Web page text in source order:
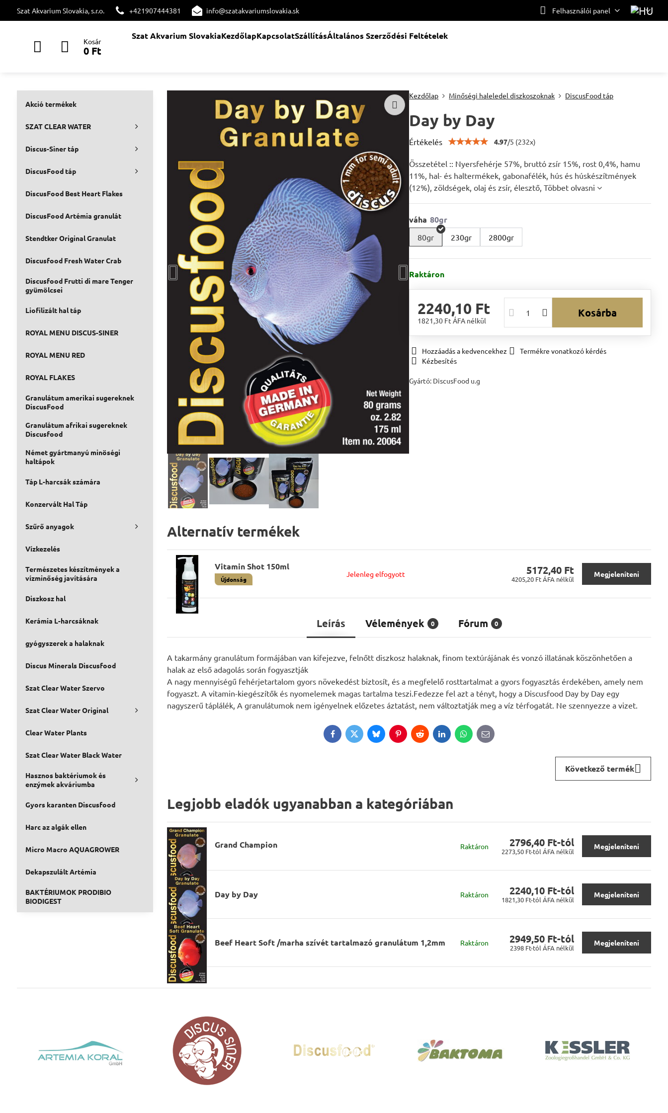
Szat Akvarium Slovakia, s.r.o. +421907444381 info@szatakvariumslovakia.sk Felhasználói panel
Kosár
0 Ft
Szat Akvarium SlovakiaKezdőlapKapcsolatSzállításÁltalános Szerződési Feltételek
Kezdőlap Minőségi haleledel diszkoszoknak DiscusFood táp
Day by Day
Értékelés 4.97/5 (232x)
Összetétel :: Nyersfehérje 57%, bruttó zsír 15%, rost 0,4%, hamu
11%, hal- és haltermékek, gabonafélék, hús és húskészítmények
(12%), zöldségek, olaj és zsír, élesztő,Többet olvasni
váha
80gr 230gr 2800gr
Raktáron
2240,10 Ft
1821,30 FtÁFA nélkül
Kosárba
Hozzáadás a kedvencekhez
Termékre vonatkozó kérdés
Kézbesítés
Gyártó: DiscusFood u.g
Leírás Vélemények 0 Fórum 0
A takarmány granulátum formájában van kifejezve, felnőtt diszkosz halaknak, finom textúrájának és vonzó illatának köszönhetően a
halak az első adagolás során fogyasztják
A nagy mennyiségű fehérjetartalom gyors növekedést biztosít, és a megfelelő rosttartalmat a gyors fogyasztás érdekében, amely nem
fogyaszt. A vitamin-kiegészítők és nyomelemek magas tartalma teszi.Fedezze fel azt a tényt, hogy a Discusfood Day by Day egy
nagyszerű táplálék, A granulátumok nem igényelnek előzetes áztatást, nem változtatják meg a víz térfogatát. Ne szennyezze a vizet.
FacebookTwitterBlueskyPinterestRedditLinkedInWhatsApp
E-
mail
Következő termék
Alternatív termékek
Vitamin Shot 150ml
Újdonság
Jelenleg elfogyott 5172,40 Ft
4205,20 FtÁFA nélkül
Megjeleníteni
Legjobb eladók ugyanabban a kategóriában
Grand Champion Raktáron 2796,40 Ft-tól
2273,50 Ft-tólÁFA nélkül
Megjeleníteni
Day by Day Raktáron 2240,10 Ft-tól
1821,30 Ft-tólÁFA nélkül
Megjeleníteni
Beef Heart Soft /marha szívét tartalmazó granulátum 1,2mm Raktáron 2949,50 Ft-tól
2398 Ft-tólÁFA nélkül
Megjeleníteni
Akció termékek
SZAT CLEAR WATER
Discus-Siner táp
DiscusFood táp
DiscusFood Best Heart Flakes
DiscusFood Artémia granulát
Stendtker Original Granulat
Discusfood Fresh Water Crab
Discusfood Frutti di mare Tenger
gyümölcsei
Liofilizált hal táp
ROYAL MENU DISCUS-SINER
ROYAL MENU RED
ROYAL FLAKES
Granulátum amerikai sugereknek
DiscusFood
Granulátum afrikai sugereknek
Discusfood
Német gyártmanyú minöségi
haltápok
Táp L-harcsák számára
Konzervált Hal Táp
Szűrő anyagok
Vízkezelés
Természetes készítmények a
vízminőség javítására
Diszkosz hal
Kerámia L-harcsáknak
gyógyszerek a halaknak
Discus Minerals Discusfood
Szat Clear Water Szervo
Szat Clear Water Original
Clear Water Plants
Szat Clear Water Black Water
Hasznos baktériumok és
enzýmek akváriumba
Gyors karanten Discusfood
Harc az algák ellen
Micro Macro AQUAGROWER
Dekapszulált Artémia
BAKTÉRIUMOK PRODIBIO
BIODIGEST